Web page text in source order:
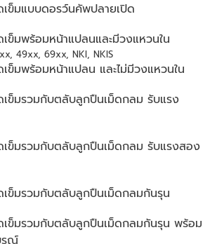
ข็มแบบดอรว์นคัพปลายเปิด
ข็มพร้อมหน้าแปลนและมีวงแหวนใน
49xx, 69xx, NKI, NKIS
ข็มพร้อมหน้าแปลน และไม่มีวงแหวนใน
ข็มรวมกับตลับลูกปืนเม็ดกลม รับแรง
ข็มรวมกับตลับลูกปืนเม็ดกลม รับแรงสอง
ข็มรวมกับตลับลูกปืนเม็ดกลมกันรุน
ข็มรวมกับตลับลูกปืนเม็ดกลมกันรุน พร้อม
รณ์